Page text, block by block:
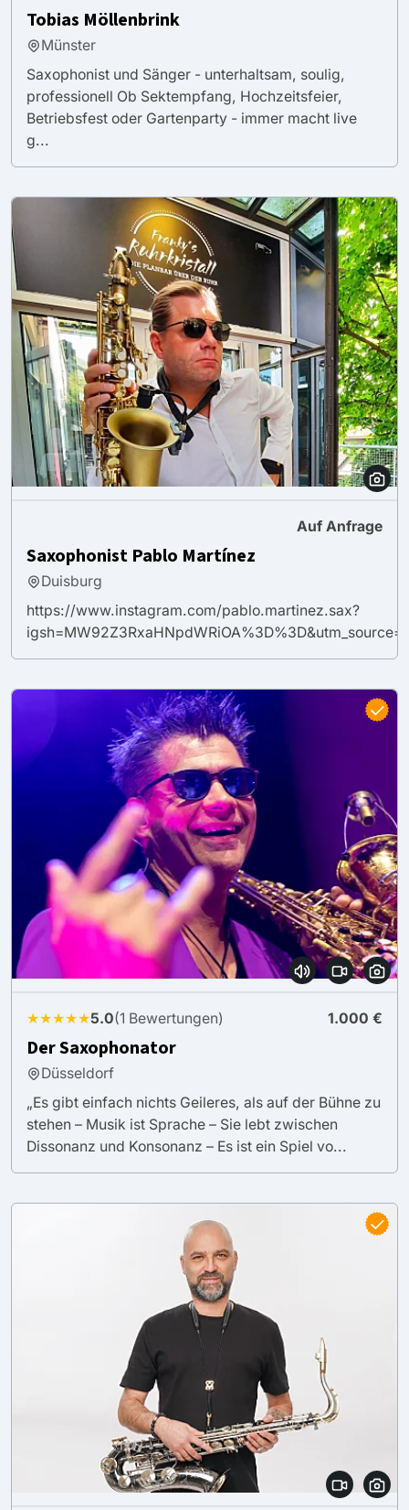
Tobias Möllenbrink
Münster
Saxophonist und Sänger - unterhaltsam, soulig,
professionell Ob Sektempfang, Hochzeitsfeier,
Betriebsfest oder Gartenparty - immer macht live
g...
Auf Anfrage
Saxophonist Pablo Martínez
Duisburg
https://www.instagram.com/pablo.martinez.sax?
★★★★★5.0(1 Bewertungen) 1.000 €
Der Saxophonator
Düsseldorf
„Es gibt einfach nichts Geileres, als auf der Bühne zu
stehen – Musik ist Sprache – Sie lebt zwischen
Dissonanz und Konsonanz – Es ist ein Spiel vo...